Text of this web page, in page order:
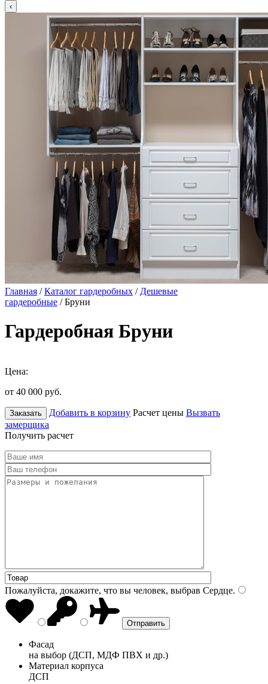
Главная /Каталог гардеробных / Дешевые
гардеробные / Бруни
Гардеробная Бруни
Цена:
от 40 000 руб.
Заказать Добавить в корзину Расчет цены Вызвать
замерщика
Получить расчет
Пожалуйста, докажите, что вы человек, выбрав Сердце.
Фасад
на выбор (ДСП, МДФ ПВХ и др.)
Материал корпуса
ДСП